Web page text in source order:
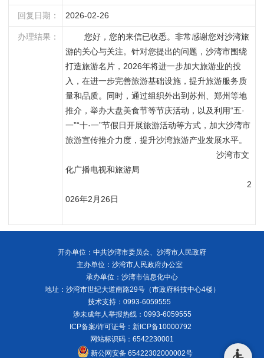
回复日期： 2026-02-26
办理结果：
您好，您的来信已收悉。非常感谢您对沙湾旅
游的关心与关注。针对您提出的问题，沙湾市围绕
打造旅游名片，2026年将进一步加大旅游业的投
入，在进一步完善旅游基础设施，提升旅游服务质
量和品质。同时，通过组织外出到苏州、郑州等地
推介，举办大盘美食节等节庆活动，以及利用“五·
一”“十·一”节假日开展旅游活动等方式，加大沙湾市
旅游宣传推介力度，提升沙湾旅游产业发展水平。
沙湾市文
化广播电视和旅游局
2
026年2月26日
开办单位：中共沙湾市委员会、沙湾市人民政府
主办单位：沙湾市人民政府办公室
承办单位：沙湾市信息化中心
地址：沙湾市世纪大道南路29号（市政府科技中心4楼）
技术支持：0993-6059555
涉未成年人举报热线：0993-6059555
ICP备案/许可证号： 新ICP备10000792
网站标识码：6542230001
新公网安备 65422302000002号